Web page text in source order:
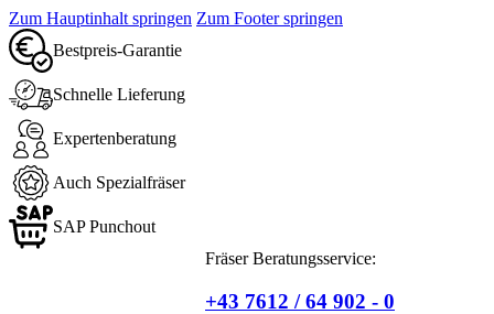
Zum Hauptinhalt springen Zum Footer springen
Bestpreis-Garantie
Schnelle Lieferung
Expertenberatung
Auch Spezialfräser
SAP Punchout
Fräser Beratungsservice:
+43 7612 / 64 902 - 0